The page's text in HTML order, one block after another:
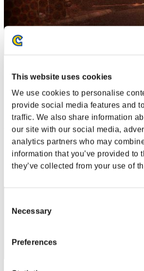
This website uses cookies
We use cookies to personalise
provide social media features and
traffic. We also share information
our site with our social media,
analytics partners who may
information that you’ve provided to
they’ve collected from your use of
Selection
Necessary
Preferences
11.02.2020 15:00 (JST) - 17.02.2020
Singolo
(Le classifiche sono aggiornate ogni 6 ore)
Classifiche
Posizione